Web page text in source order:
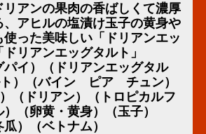
イント
アンの果肉の香ばしくて濃厚
アヒルの塩漬け玉子の黄身や
った美味しい「ドリアンエッ
リアンエッグタルト」
パイ）（ドリアンエッグタル
ト）（バイン ピア チュン）
（ドリアン）（トロピカルフ
（卵黄・黄身）（玉子）
）（ベトナム）